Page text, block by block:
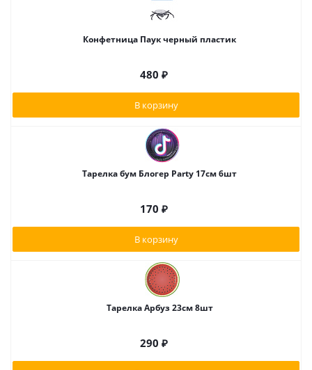
Конфетница Паук черный пластик
480 ₽
В корзину
Тарелка бум Блогер Party 17см 6шт
170 ₽
В корзину
Тарелка Арбуз 23см 8шт
290 ₽